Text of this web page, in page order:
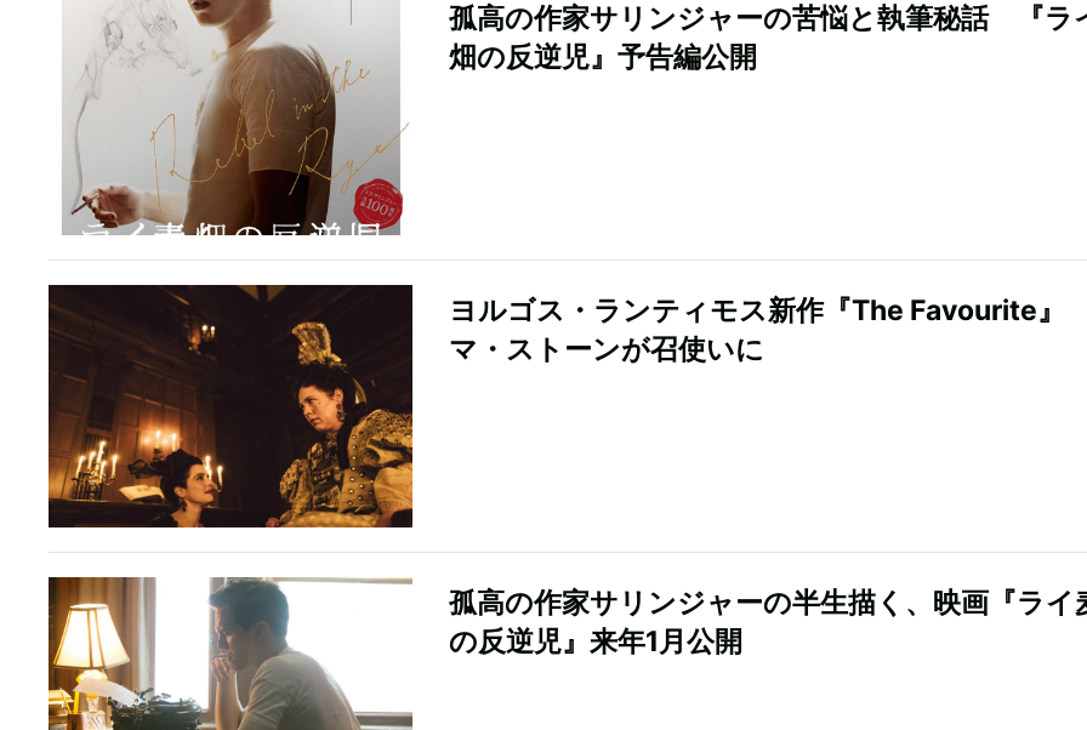
孤高の作家サリンジャーの苦悩と執筆秘話 『ラ
畑の反逆児』予告編公開
ヨルゴス・ランティモス新作『The Favourite
マ・ストーンが召使いに
孤高の作家サリンジャーの半生描く、映画『ライ
の反逆児』来年1月公開